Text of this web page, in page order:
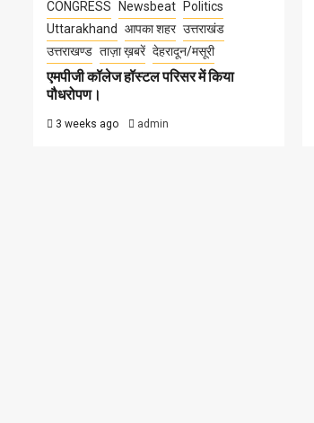
CONGRESS Newsbeat
Politics
Uttarakhand
आपका शहर उत्तराखंड
उत्तराखण्ड ताज़ा ख़बरें देहरादून/मसूरी
एमपीजी कॉलेज हॉस्टल परिसर में किया
पौधरोपण।
3 weeks ago admin